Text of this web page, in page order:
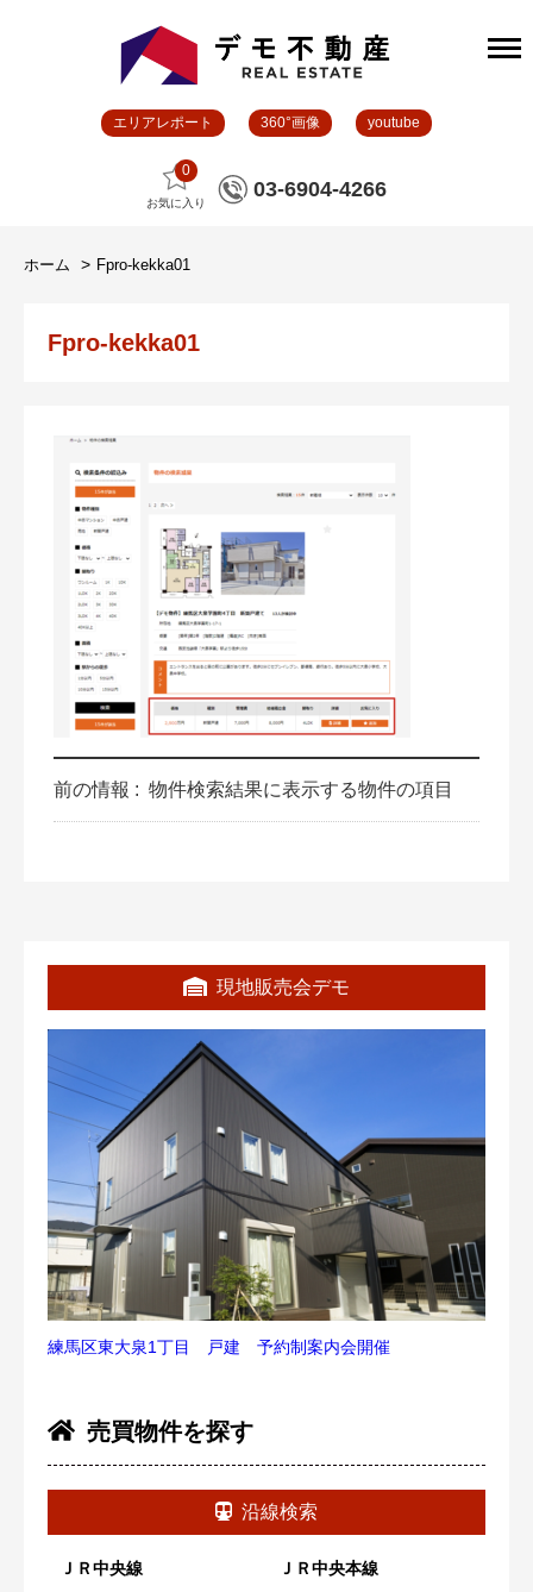
エリアレポート 360°画像 youtube
0
お気に入り
03-6904-4266
ホーム Fpro-kekka01
現地販売会デモ
練馬区東大泉1丁目 戸建 予約制案内会開催
売買物件を探す
沿線検索
ＪＲ中央線
ＪＲ中央本線
Fpro-kekka01
前の情報 : 物件検索結果に表示する物件の項目